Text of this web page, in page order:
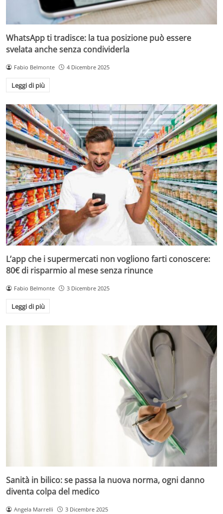
WhatsApp ti tradisce: la tua posizione può essere
svelata anche senza condividerla
Fabio Belmonte 4 Dicembre 2025
Leggi di più
L’app che i supermercati non vogliono farti conoscere:
80€ di risparmio al mese senza rinunce
Fabio Belmonte 3 Dicembre 2025
Leggi di più
Sanità in bilico: se passa la nuova norma, ogni danno
diventa colpa del medico
Angela Marrelli 3 Dicembre 2025